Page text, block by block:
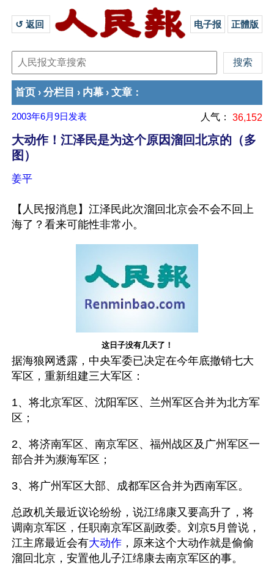
↺ 返回 电子报 正體版
首页 › 分栏目 › 内幕 › 文章 ：
2003年6月9日 发表 人气： 36,152
大动作！江泽民是为这个原因溜回北京的（多
图）
姜平
【人民报消息】江泽民此次溜回北京会不会不回上
海了？看来可能性非常小。
这日子没有几天了！
据海狼网透露，中央军委已决定在今年底撤销七大
军区，重新组建三大军区：
1、将北京军区、沈阳军区、兰州军区合并为北方军
区；
2、将济南军区、南京军区、福州战区及广州军区一
部合并为濒海军区；
3、将广州军区大部、成都军区合并为西南军区。
总政机关最近议论纷纷，说江绵康又要高升了，将
调南京军区，任职南京军区副政委。刘京5月曾说，
江主席最近会有大动作 ，原来这个大动作就是偷偷
溜回北京，安置他儿子江绵康去南京军区的事。